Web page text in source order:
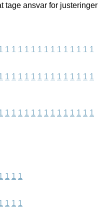
tage ansvar for justeringer
1 1 1 1 1 1 1 1 1 1 1 1 1 1
1 1 1 1 1 1 1 1 1 1 1 1 1 1
1 1 1 1 1 1 1 1 1 1 1 1 1 1
1 1 1
1 1 1